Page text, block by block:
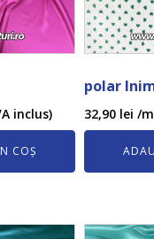
inclus)
COȘ
polar
32,90 lei /